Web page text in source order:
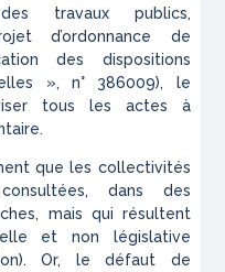
travaux publics,
d’ordonnance de
des dispositions
», n° 386009), le
tous les actes à
que les collectivités
dans des
mais qui résultent
et non législative
Or, le défaut de